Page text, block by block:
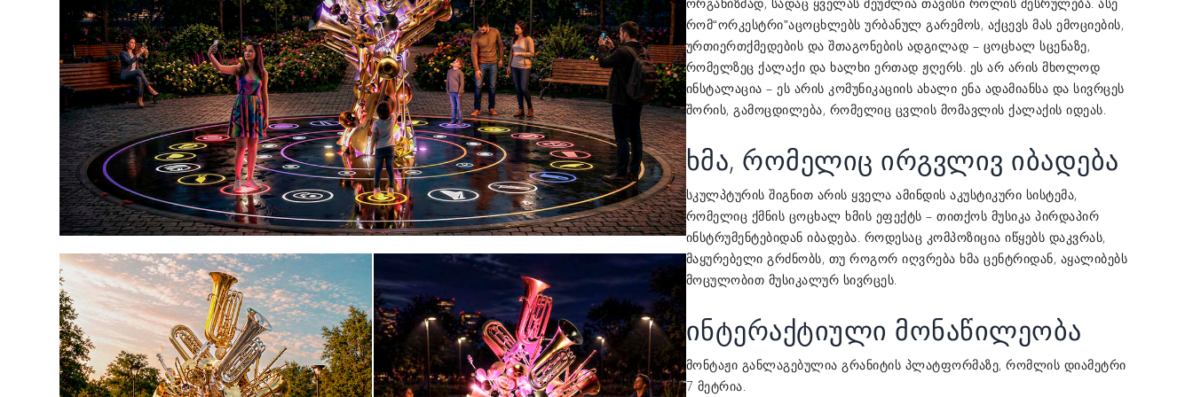
რომ“ორკესტრი”აცოცხლებს ურბანულ გარემოს, აქცევს მას ემოციების,
ურთიერთქმედების და შთაგონების ადგილად – ცოცხალ სცენაზე,
რომელზეც ქალაქი და ხალხი ერთად ჟღერს. ეს არ არის მხოლოდ
ინსტალაცია – ეს არის კომუნიკაციის ახალი ენა ადამიანსა და სივრცეს
შორის, გამოცდილება, რომელიც ცვლის მომავლის ქალაქის იდეას.
ხმა, რომელიც ირგვლივ იბადება
სკულპტურის შიგნით არის ყველა ამინდის აკუსტიკური სისტემა,
რომელიც ქმნის ცოცხალ ხმის ეფექტს – თითქოს მუსიკა პირდაპირ
ინსტრუმენტებიდან იბადება. როდესაც კომპოზიცია იწყებს დაკვრას,
მაყურებელი გრძნობს, თუ როგორ იღვრება ხმა ცენტრიდან, აყალიბებს
მოცულობით მუსიკალურ სივრცეს.
ინტერაქტიული მონაწილეობა
მონტაჟი განლაგებულია გრანიტის პლატფორმაზე, რომლის დიამეტრი
7 მეტრია.